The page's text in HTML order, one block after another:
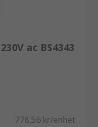
ac BS4343
778,56 kr/enhet